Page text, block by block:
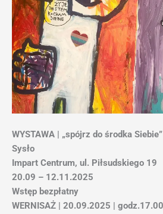
WYSTAWA | „spójrz do środka Siebie”
Sysło
Impart Centrum, ul. Piłsudskiego 19
20.09 – 12.11.2025
Wstęp bezpłatny
WERNISAŻ | 20.09.2025 | godz.17.00